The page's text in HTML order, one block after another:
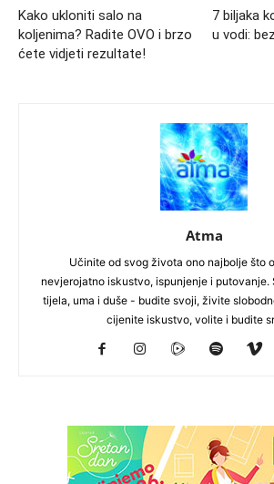
Kako ukloniti salo na
koljenima? Radite OVO i brzo
ćete vidjeti rezultate!
7 biljaka
u vodi:
Atma
Učinite od svog života ono najbolje što
nevjerojatno iskustvo, ispunjenje i
tijela, uma i duše - budite svoji, živite
cijenite iskustvo, volite i budite